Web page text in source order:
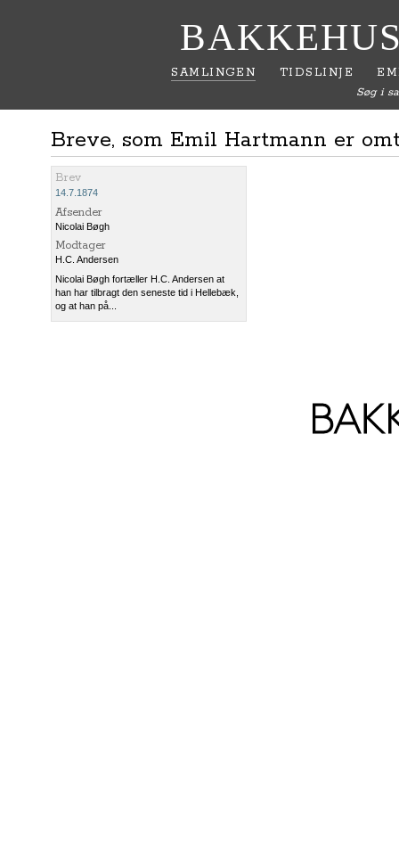
SAMLINGEN TIDSLINJE
Søg i
Breve, som Emil Hartmann er
Brev
14.7.1874
Afsender
Nicolai Bøgh
Modtager
H.C. Andersen
Nicolai Bøgh fortæller H.C. Andersen at
han har tilbragt den seneste tid i Hellebæk,
og at han på...